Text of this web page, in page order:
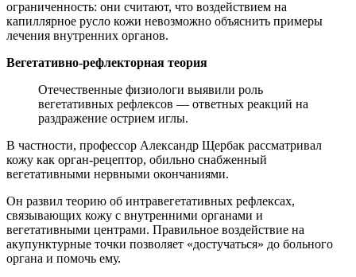
ограниченность: они считают, что воздействием на
капиллярное русло кожи невозможно объяснить примеры
лечения внутренних органов.
Вегетативно-рефлекторная теория
Отечественные физиологи выявили роль
вегетативных рефлексов — ответных реакций на
раздражение острием иглы.
В частности, профессор Александр Щербак рассматривал
кожу как орган-рецептор, обильно снабженный
вегетативными нервными окончаниями.
Он развил теорию об интравегетативных рефлексах,
связывающих кожу с внутренними органами и
вегетативными центрами. Правильное воздействие на
акупунктурные точки позволяет «достучаться» до больного
органа и помочь ему.